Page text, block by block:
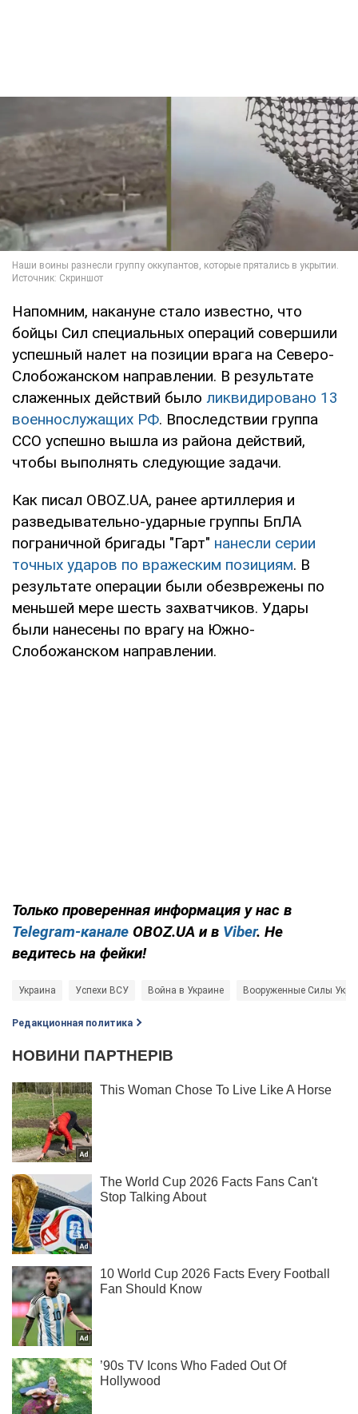
Напомним, накануне стало известно, что
бойцы Сил специальных операций совершили
успешный налет на позиции врага на Северо-
Слобожанском направлении. В результате
слаженных действий было ликвидировано 13
военнослужащих РФ. Впоследствии группа
ССО успешно вышла из района действий,
чтобы выполнять следующие задачи.
Как писал OBOZ.UA, ранее артиллерия и
разведывательно-ударные группы БпЛА
пограничной бригады "Гарт" нанесли серии
точных ударов по вражеским позициям. В
результате операции были обезврежены по
меньшей мере шесть захватчиков. Удары
были нанесены по врагу на Южно-
Слобожанском направлении.
Только проверенная информация у нас в
Telegram-канале OBOZ.UA и в Viber. Не
ведитесь на фейки!
Украина Успехи ВСУ Война в Украине Вооруженные Силы
Редакционная политика